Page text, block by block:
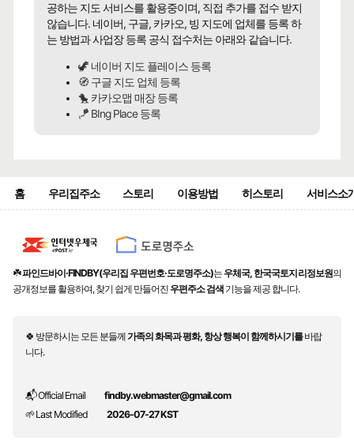
공하는 지도 서비스를 활용중이며, 직접 추가를 접수 받지
않습니다. 네이버, 구글, 카카오, 빙 지도에 업체를 등록 하
는 방법과 사업장 등록 공식 접수처는 아래와 같습니다.
🦖 네이버 지도 플레이스 등록
🧭 구글 지도 업체 등록
🐤 카카오맵 매장 등록
🪁 BIng Place 등록
홈 우리집주소 스토리 이용방법 히스토리 서비스소
☘️파인드바이·FINDBY(우리집 우편번호·도로명주소)는 우체국, 한국국토지리정보원의
공개정보를 활용하여, 찾기 쉽게 만들어진 우편주소 검색 기능을 제공 합니다.
🍀 방문하시는 모든 분들께가족의 화목과 평화, 항상 행복이 함께하시기를바랍
니다.
📬 Official Email
findby.webmaster@gmail.com
🌱 Last Modified
2026-07-27 KST